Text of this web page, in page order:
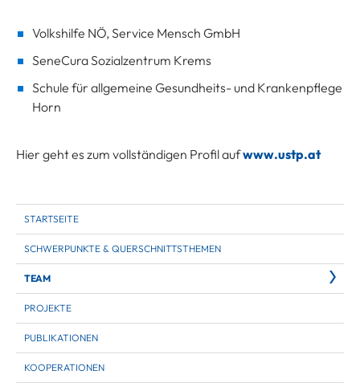
Volkshilfe NÖ, Service Mensch GmbH
SeneCura Sozialzentrum Krems
Schule für allgemeine Gesundheits- und Krankenpflege
Horn
Hier geht es zum vollständigen Profil aufwww.ustp.at
STARTSEITE
SCHWERPUNKTE & QUERSCHNITTSTHEMEN
TEAM
PROJEKTE
PUBLIKATIONEN
KOOPERATIONEN